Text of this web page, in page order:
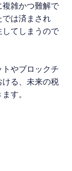
雑かつ難解で
は済まされ
てしまうので
やブロックチ
る、未来の税
す。